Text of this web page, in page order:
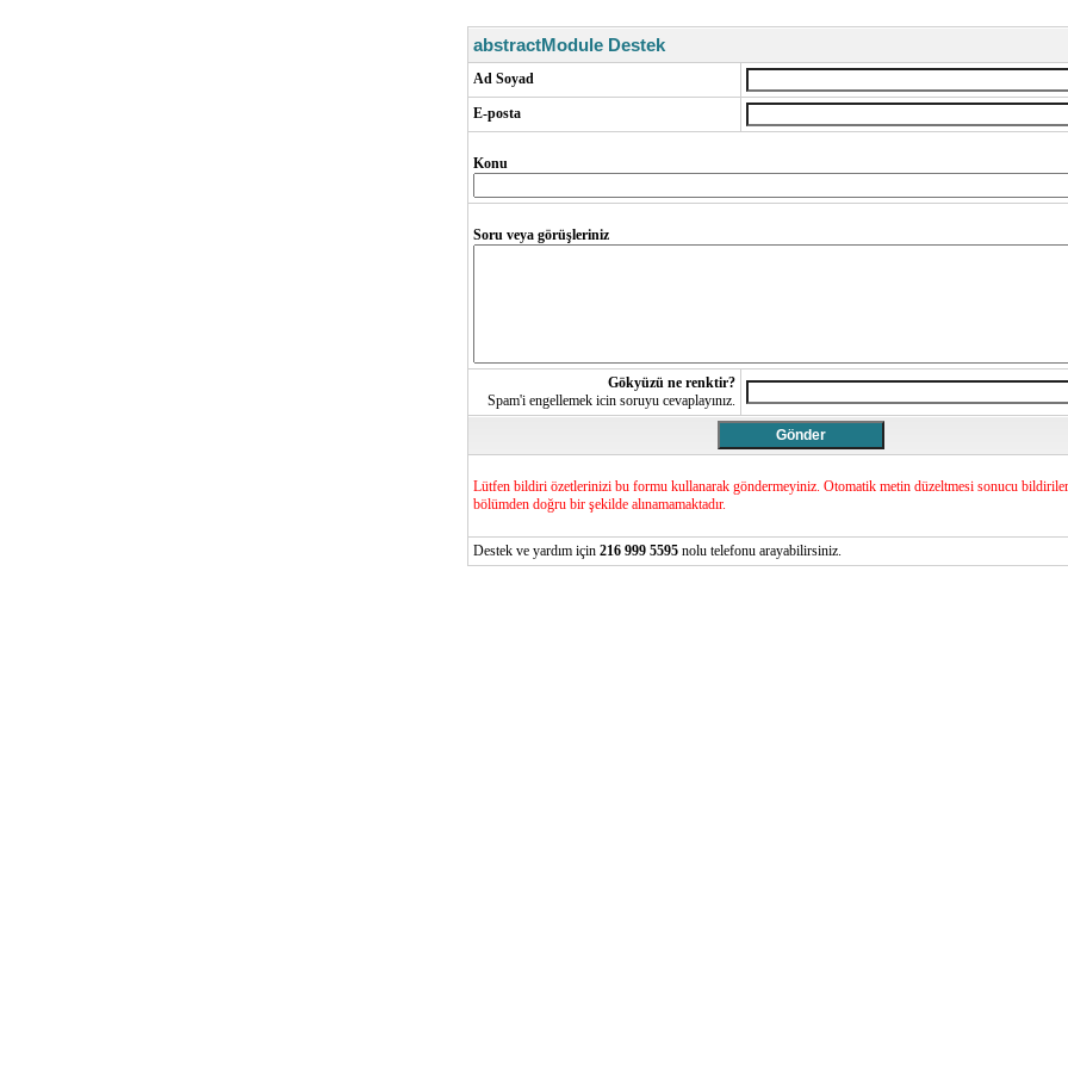
abstractModule Destek
Ad Soyad
E-posta
Konu
Soru veya görüşleriniz
Gökyüzü ne renktir?
Spam'i engellemek icin soruyu cevaplayınız.
Lütfen bildiri özetlerinizi bu formu kullanarak göndermeyiniz. Otomatik metin düzeltmesi sonucu
bölümden doğru bir şekilde alınamamaktadır.
Destek ve yardım için 216 999 5595 nolu telefonu arayabilirsiniz.